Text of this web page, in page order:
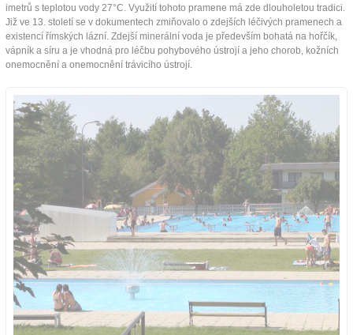
imetrů s teplotou vody 27°C. Využití tohoto pramene má zde dlouholetou tradici.
Již ve 13. století se v dokumentech zmiňovalo o zdejších léčivých pramenech a
existencí římských lázní. Zdejší minerální voda je především bohatá na hořčík,
vápník a síru a je vhodná pro léčbu pohybového ústrojí a jeho chorob, kožních
onemocnění a onemocnění trávicího ústrojí.